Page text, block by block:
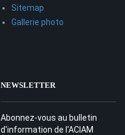
Sitemap
Gallerie photo
NEWSLETTER
Abonnez-vous au bulletin
d'information de l'ACIAM